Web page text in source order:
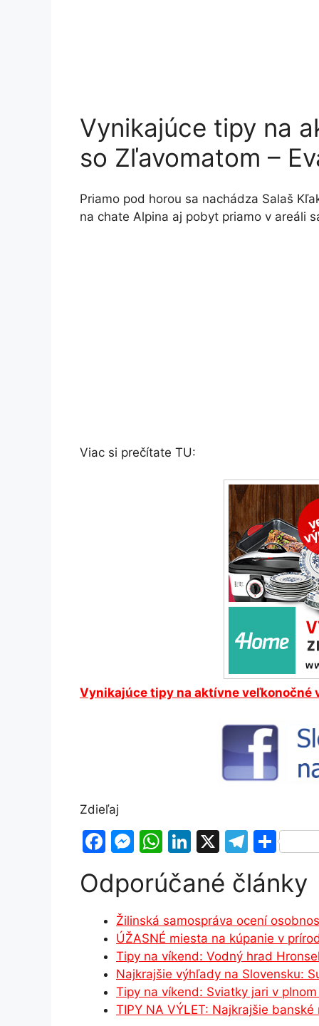
Vynikajúce tipy na
so Zľavomatom –
Priamo pod horou sa nachádza Salaš
na chate Alpina aj pobyt priamo v areáli
Viac si prečítate TU:
Vynikajúce tipy na aktívne veľkonočné
Zdieľaj
F
c
e
b
o
o
k
M
s
e
n
g
er
W
at
A
p
p
Li
k
dI
n
X
T
e
gr
a
m
S
ar
Odporúčané články
Žilinská samospráva ocení
ÚŽASNÉ miesta na kúpanie v
Tipy na víkend: Vodný hrad
Najkrajšie výhľady na Slovensku:
Tipy na víkend: Sviatky jari v
TIPY NA VÝLET: Najkrajšie